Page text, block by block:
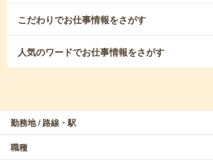
こだわりでお仕事情報をさがす
人気のワードでお仕事情報をさがす
勤務地 / 路線・駅
職種